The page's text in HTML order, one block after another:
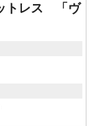
トレス 「ヴ